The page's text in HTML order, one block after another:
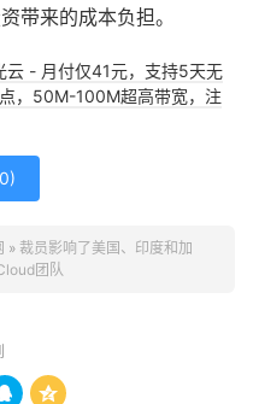
带来的成本负担。
云 - 月付仅41元，支持5天无
，50M-100M超高带宽，注
0)
» 裁员影响了美国、印度和加
团队
